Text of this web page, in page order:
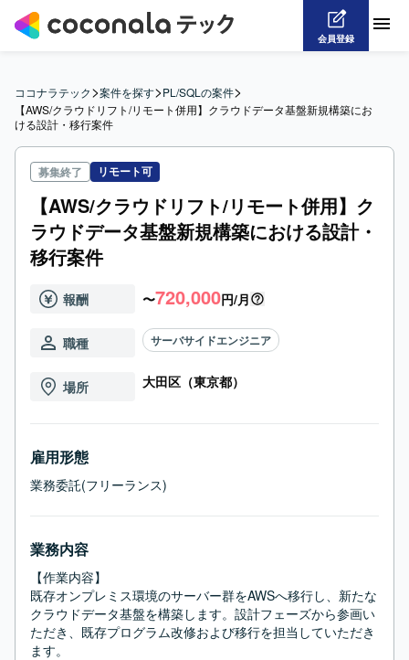
会員登録
ココナラテック>案件を探す>PL/SQLの案件>
【AWS/クラウドリフト/リモート併用】クラウドデータ基盤新規構築にお
ける設計・移行案件
募集終了 リモート可
【AWS/クラウドリフト/リモート併用】ク
ラウドデータ基盤新規構築における設計・
移行案件
報酬 〜720,000円/月
職種 サーバサイドエンジニア
場所 大田区（東京都）
雇用形態
業務委託(フリーランス)
業務内容
【作業内容】
既存オンプレミス環境のサーバー群をAWSへ移行し、新たな
クラウドデータ基盤を構築します。設計フェーズから参画い
ただき、既存プログラム改修および移行を担当していただき
ます。